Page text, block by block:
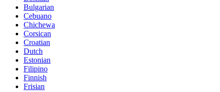
Bulgarian
Cebuano
Chichewa
Corsican
Croatian
Dutch
Estonian
Filipino
Finnish
Frisian